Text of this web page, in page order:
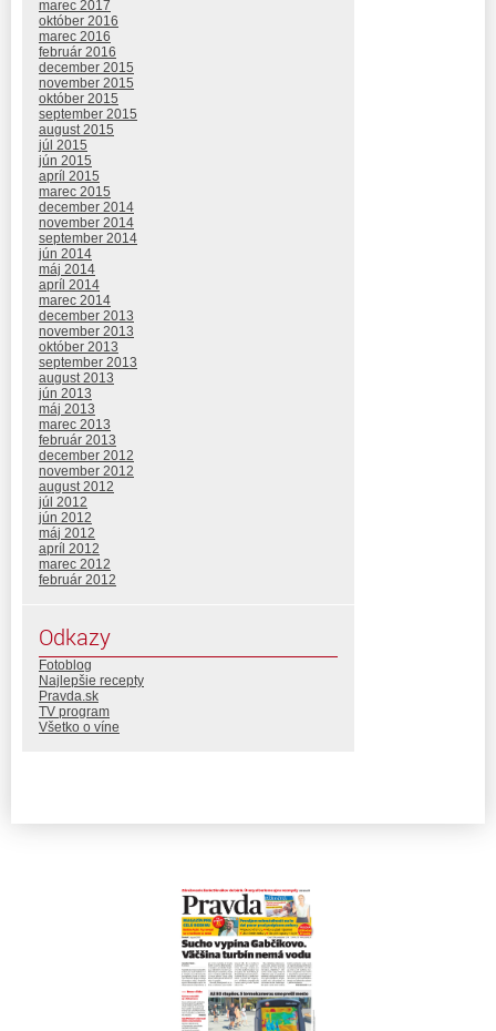
marec 2017
október 2016
marec 2016
február 2016
december 2015
november 2015
október 2015
september 2015
august 2015
júl 2015
jún 2015
apríl 2015
marec 2015
december 2014
november 2014
september 2014
jún 2014
máj 2014
apríl 2014
marec 2014
december 2013
november 2013
október 2013
september 2013
august 2013
jún 2013
máj 2013
marec 2013
február 2013
december 2012
november 2012
august 2012
júl 2012
jún 2012
máj 2012
apríl 2012
marec 2012
február 2012
Odkazy
Fotoblog
Najlepšie recepty
Pravda.sk
TV program
Všetko o víne